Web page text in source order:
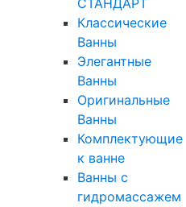
СТАНДАРТ
Классические
Ванны
Элегантные
Ванны
Оригинальные
Ванны
Комплектующие
к ванне
Ванны с
гидромассажем